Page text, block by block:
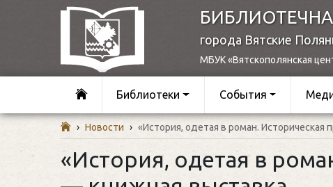
города Вятские
МБУК «Вятскополянская
Библиотеки События
› Новости › «История, одетая в роман. Историческая
«История, одетая в